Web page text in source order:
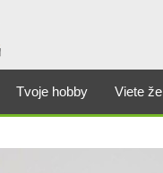
Tvoje hobby Viete že